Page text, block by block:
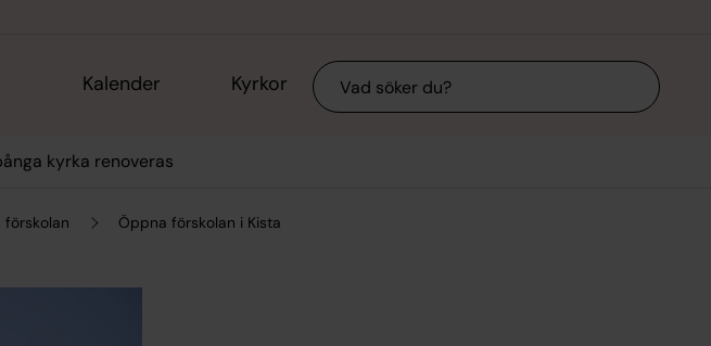
Kalender Kyrkor Sök
kyrka renoveras
förskolan Öppna förskolan i Kista